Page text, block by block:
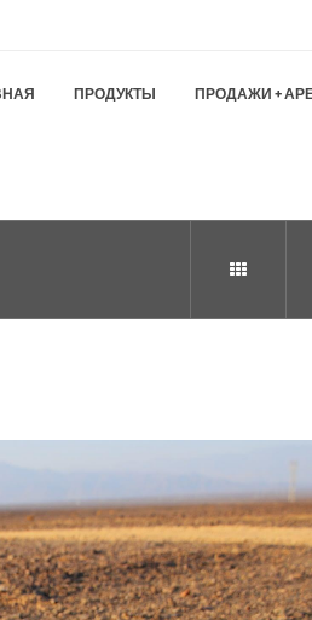
ПРОДУКТЫ ПРОДАЖИ +